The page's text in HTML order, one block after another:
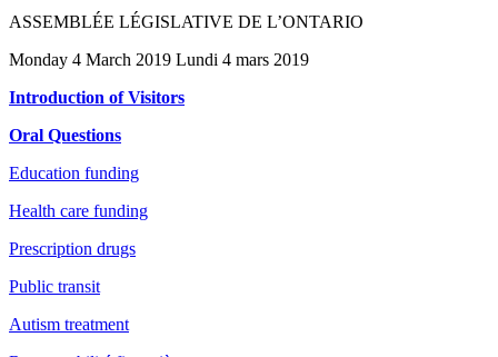
ASSEMBLÉE LÉGISLATIVE DE L’ONTARIO
Monday 4 March 2019 Lundi 4 mars 2019
Introduction of Visitors
Oral Questions
Education funding
Health care funding
Prescription drugs
Public transit
Autism treatment